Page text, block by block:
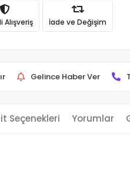
Alışveriş İade ve Değişim
Gelince Haber Ver
Seçenekleri Yorumlar